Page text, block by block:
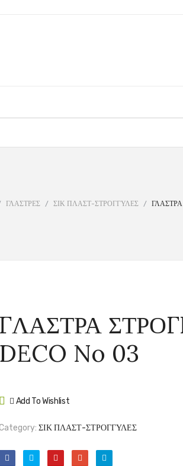
ΓΛΑΣΤΡΕΣ / ΣΙΚ ΠΛΑΣΤ-ΣΤΡΟΓΓΥΛΕΣ / ΓΛΑΣΤΡΑ
ΓΛΑΣΤΡΑ
DECO No 03
Add To Wishlist
ΣΙΚ ΠΛΑΣΤ-ΣΤΡΟΓΓΥΛΕΣ